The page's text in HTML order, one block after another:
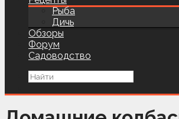
Рыба
Дичь
Обзоры
Форум
Садоводство